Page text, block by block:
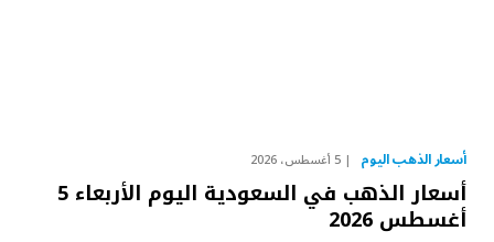
أسعار الذهب اليوم 5 أغسطس، 2026
أسعار الذهب في السعودية اليوم الأربعاء 5
أغسطس 2026